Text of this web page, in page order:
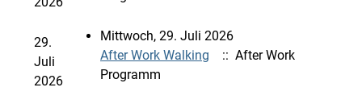
29.
Juli
2026
Mittwoch, 29. Juli 2026
After Work Walking
:: After Work
Programm